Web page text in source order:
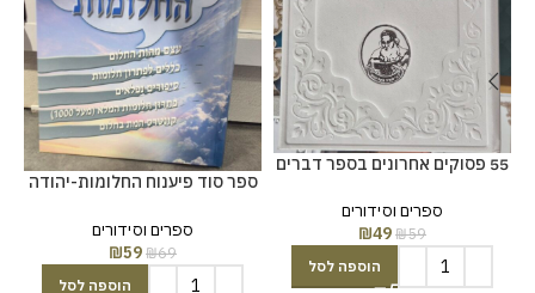
55 פסוקים אחרונים בספר דברים
ספרים וסידורים
₪59
₪49
הוספה לסל
ספר סוד פיענוח החלומות-יהודה
ספרים וסידורים
₪69
₪59
הוספה לסל